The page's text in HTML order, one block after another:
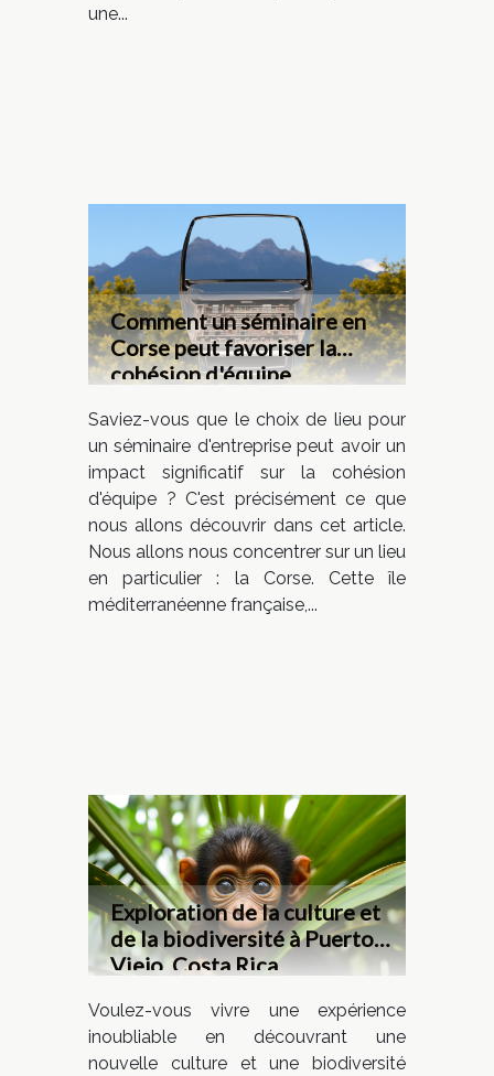
une...
Comment un séminaire en
Corse peut favoriser la
cohésion d'équipe
Saviez-vous que le choix de lieu pour
un séminaire d'entreprise peut avoir un
impact significatif sur la cohésion
d'équipe ? C'est précisément ce que
nous allons découvrir dans cet article.
Nous allons nous concentrer sur un lieu
en particulier : la Corse. Cette île
méditerranéenne française,...
Exploration de la culture et
de la biodiversité à Puerto
Viejo, Costa Rica
Voulez-vous vivre une expérience
inoubliable en découvrant une
nouvelle culture et une biodiversité